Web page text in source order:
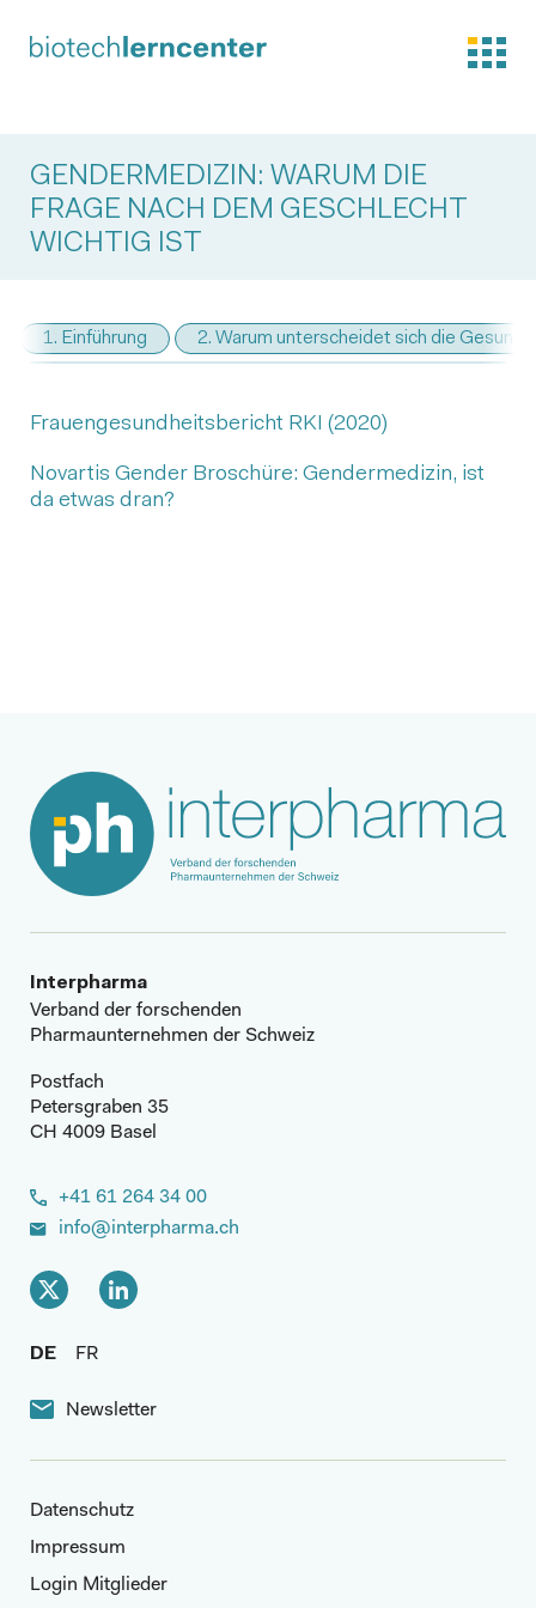
GENDERMEDIZIN: WARUM DIE
FRAGE NACH DEM GESCHLECHT
WICHTIG IST
1. Einführung 2. Warum unterscheidet sich die
Frauengesundheitsbericht RKI (2020)
Novartis Gender Broschüre: Gendermedizin, ist
da etwas dran?
Interpharma
Verband der forschenden
Pharmaunternehmen der Schweiz
Postfach
Petersgraben 35
CH 4009 Basel
+41 61 264 34 00
info@interpharma.ch
DE FR
Newsletter
Datenschutz
Impressum
Login Mitglieder